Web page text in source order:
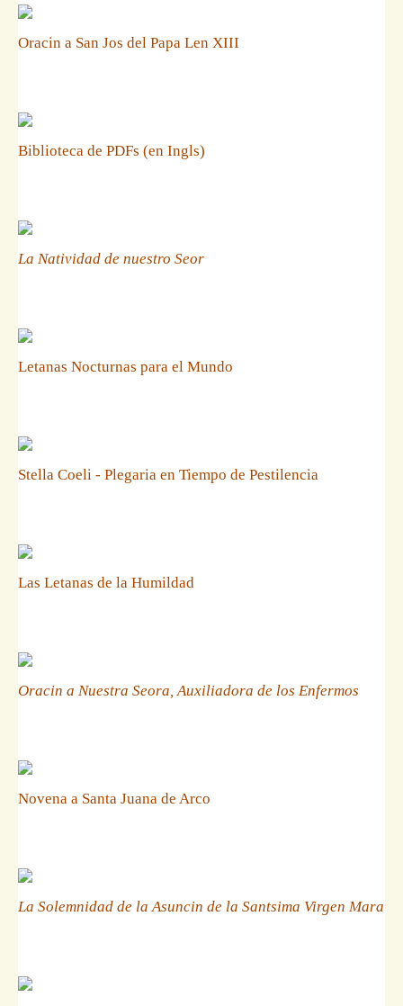
Oracin a San Jos del Papa Len XIII
Biblioteca de PDFs (en Ingls)
La Natividad de nuestro Seor
Letanas Nocturnas para el Mundo
Stella Coeli - Plegaria en Tiempo de Pestilencia
Las Letanas de la Humildad
Oracin a Nuestra Seora, Auxiliadora de los Enfermos
Novena a Santa Juana de Arco
La Solemnidad de la Asuncin de la Santsima Virgen Mara